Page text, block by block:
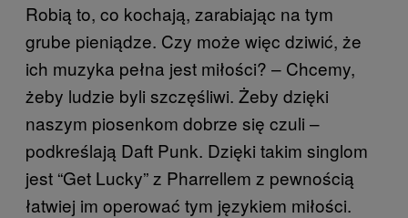
Robią to, co kochają, zarabiając na tym
grube pieniądze. Czy może więc dziwić, że
ich muzyka pełna jest miłości? – Chcemy,
żeby ludzie byli szczęśliwi. Żeby dzięki
naszym piosenkom dobrze się czuli –
podkreślają Daft Punk. Dzięki takim singlom
jest “Get Lucky” z Pharrellem z pewnością
łatwiej im operować tym językiem miłości.